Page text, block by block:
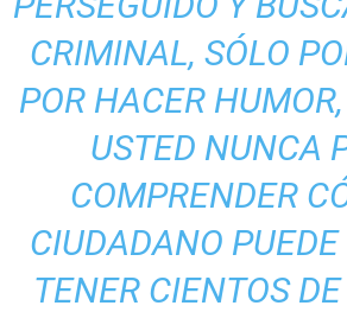
CRIMINAL, SÓLO
POR HACER
USTED NUNCA
COMPRENDER
CIUDADANO
TENER CIENTOS